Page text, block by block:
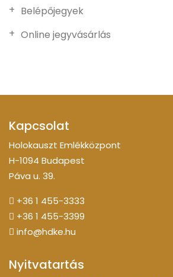
Belépőjegyek
Online jegyvásárlás
Kapcsolat
Holokauszt Emlékközpont
H-1094 Budapest
Páva u. 39.
+36 1 455-3333
+36 1 455-3399
info@hdke.hu
Nyitvatartás